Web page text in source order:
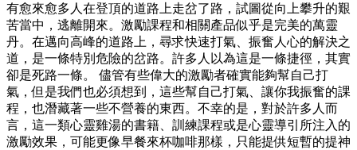
有愈來愈多人在登頂的道路上走岔了路，試圖從向上攀升的艱
苦當中，逃離開來。激勵課程和相關產品似乎是完美的萬靈
丹。在邁向高峰的道路上，尋求快速打氣、振奮人心的解決之
道，是一條特別危險的岔路。許多人以為這是一條捷徑，其實
卻是死路一條。 儘管有些偉大的激勵者確實能夠幫自己打
氣，但是我們也必須想到，這些幫自己打氣、讓你我振奮的課
程，也潛藏著一些不營養的東西。不幸的是，對於許多人而
言，這一類心靈雞湯的書籍、訓練課程或是心靈導引所注入的
激勵效果，可能更像早餐來杯咖啡那樣，只能提供短暫的提神